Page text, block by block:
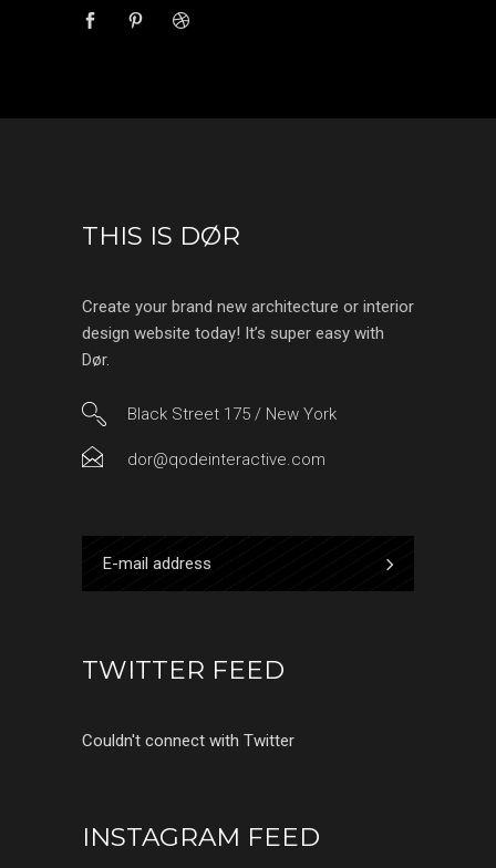
THIS IS DØR
Create your brand new architecture or interior
design website today! It’s super easy with
Dør.
Black Street 175 / New York
dor@qodeinteractive.com
TWITTER FEED
Couldn't connect with Twitter
INSTAGRAM FEED